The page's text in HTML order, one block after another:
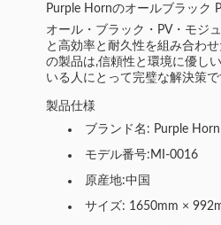
Purple Hornのオールブラック
オール・ブラック・PV・モジ
と高効率と耐久性を組み合わ
の製品は,信頼性と環境に優し
いる人にとって完璧な解決策で
製品仕様
ブランド名: Purple Horn
モデル番号:MI-0016
原産地:中国
サイズ: 1650mm ×